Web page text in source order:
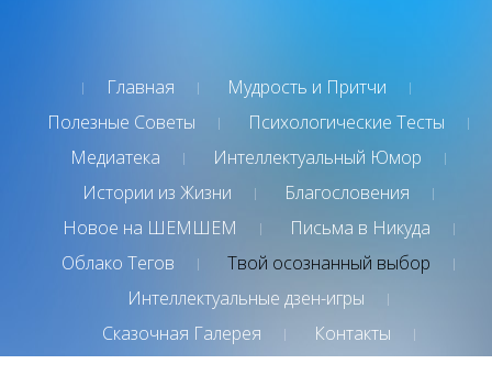
Главная
Мудрость и Притчи
Полезные Советы
Психологические Тесты
Медиатека
Интеллектуальный Юмор
Истории из Жизни
Благословения
Новое на ШЕМШЕМ
Письма в Никуда
Облако Тегов
Твой осознанный выбор
Интеллектуальные дзен-игры
Сказочная Галерея
Контакты